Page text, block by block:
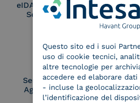
eIDAS Qualified Trust
Service Provider
Service Provider e
Aggregatore SPID
Questo sito ed i suoi
uso di cookie tecnici,
altre tecnologie per
accedere ed elaborare dati
- incluse la
l’identificazione del